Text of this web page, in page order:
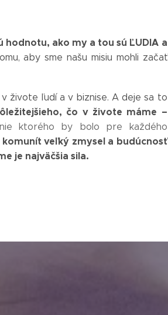
ako my a tou sú ĽUDIA a
aby sme našu misiu mohli začať
živote ľudí a v biznise. A deje sa to
čo v živote máme –
ktorého by bolo pre každého
veľký zmysel a budúcnosť
je najväčšia sila.